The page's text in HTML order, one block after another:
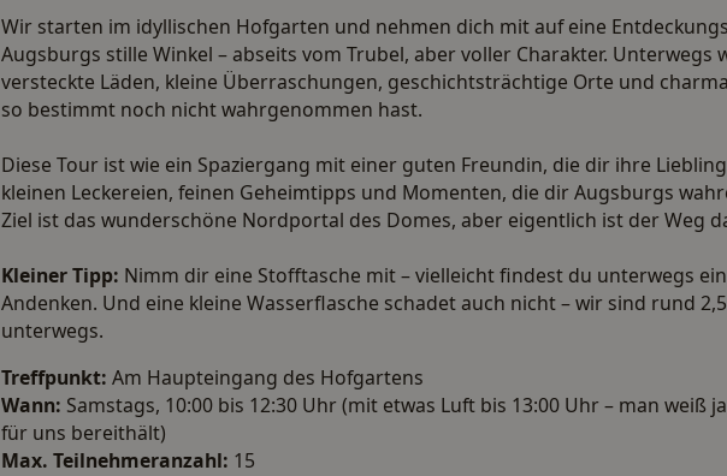
Wir starten im idyllischen Hofgarten und nehmen dich mit auf eine
Augsburgs stille Winkel – abseits vom Trubel, aber voller Charakter. Unterwegs
versteckte Läden, kleine Überraschungen, geschichtsträchtige Orte und
so bestimmt noch nicht wahrgenommen hast.
Diese Tour ist wie ein Spaziergang mit einer guten Freundin, die dir ihre
kleinen Leckereien, feinen Geheimtipps und Momenten, die dir Augsburgs
Ziel ist das wunderschöne Nordportal des Domes, aber eigentlich ist der Weg
Kleiner Tipp: Nimm dir eine Stofftasche mit – vielleicht findest du unterwegs
Andenken. Und eine kleine Wasserflasche schadet auch nicht – wir sind rund
unterwegs.
Treffpunkt: Am Haupteingang des Hofgartens
Wann: Samstags, 10:00 bis 12:30 Uhr (mit etwas Luft bis 13:00 Uhr – man weiß
für uns bereithält)
Max. Teilnehmeranzahl: 15